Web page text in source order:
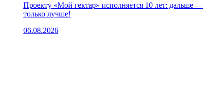
Проекту «Мой гектар» исполняется 10 лет: дальше —
только лучше!
06.08.2026